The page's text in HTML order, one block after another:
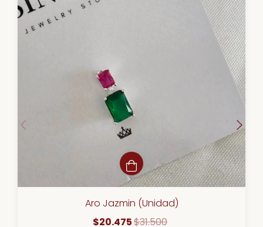
Aro Jazmin (Unidad)
$20.475$31.500